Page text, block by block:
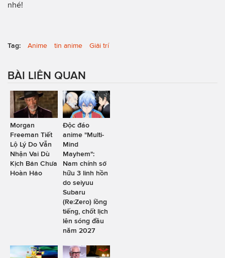
nhé!
Tag: Anime tin anime Giải trí
BÀI LIÊN QUAN
Morgan
Freeman Tiết
Lộ Lý Do Vẫn
Nhận Vai Dù
Kịch Bản Chưa
Hoàn Hảo
Độc đáo
anime "Multi-
Mind
Mayhem":
Nam chính sở
hữu 3 linh hồn
do seiyuu
Subaru
(Re:Zero) lồng
tiếng, chốt lịch
lên sóng đầu
năm 2027